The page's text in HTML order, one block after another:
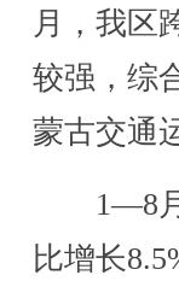
月，我区
较强，综
蒙古交通
1—8月
比增长